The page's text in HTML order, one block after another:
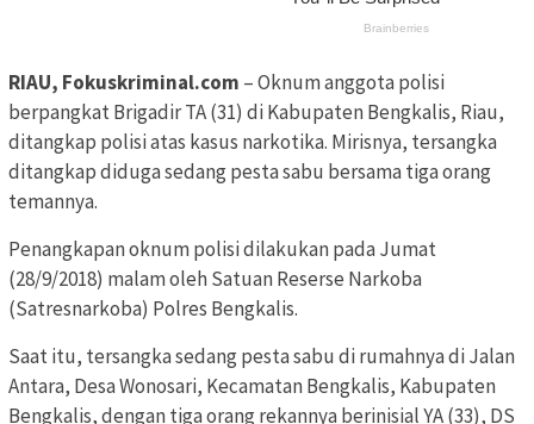
RIAU, Fokuskriminal.com – Oknum anggota polisi
berpangkat Brigadir TA (31) di Kabupaten Bengkalis, Riau,
ditangkap polisi atas kasus narkotika. Mirisnya, tersangka
ditangkap diduga sedang pesta sabu bersama tiga orang
temannya.
Penangkapan oknum polisi dilakukan pada Jumat
(28/9/2018) malam oleh Satuan Reserse Narkoba
(Satresnarkoba) Polres Bengkalis.
Saat itu, tersangka sedang pesta sabu di rumahnya di Jalan
Antara, Desa Wonosari, Kecamatan Bengkalis, Kabupaten
Bengkalis, dengan tiga orang rekannya berinisial YA (33), DS